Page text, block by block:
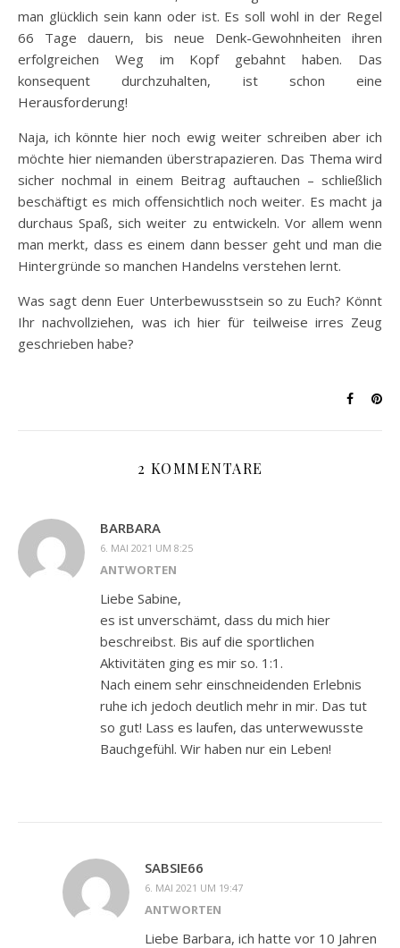
man glücklich sein kann oder ist. Es soll wohl in der Regel
66 Tage dauern, bis neue Denk-Gewohnheiten ihren
erfolgreichen Weg im Kopf gebahnt haben. Das
konsequent durchzuhalten, ist schon eine
Herausforderung!
Naja, ich könnte hier noch ewig weiter schreiben aber ich
möchte hier niemanden überstrapazieren. Das Thema wird
sicher nochmal in einem Beitrag auftauchen – schließlich
beschäftigt es mich offensichtlich noch weiter. Es macht ja
durchaus Spaß, sich weiter zu entwickeln. Vor allem wenn
man merkt, dass es einem dann besser geht und man die
Hintergründe so manchen Handelns verstehen lernt.
Was sagt denn Euer Unterbewusstsein so zu Euch? Könnt
Ihr nachvollziehen, was ich hier für teilweise irres Zeug
geschrieben habe?
2 KOMMENTARE
BARBARA
6. MAI 2021 UM 8:25
ANTWORTEN
Liebe Sabine,
es ist unverschämt, dass du mich hier
beschreibst. Bis auf die sportlichen
Aktivitäten ging es mir so. 1:1.
Nach einem sehr einschneidenden Erlebnis
ruhe ich jedoch deutlich mehr in mir. Das tut
so gut! Lass es laufen, das unterwewusste
Bauchgefühl. Wir haben nur ein Leben!
SABSIE66
6. MAI 2021 UM 19:47
ANTWORTEN
Liebe Barbara, ich hatte vor 10 Jahren